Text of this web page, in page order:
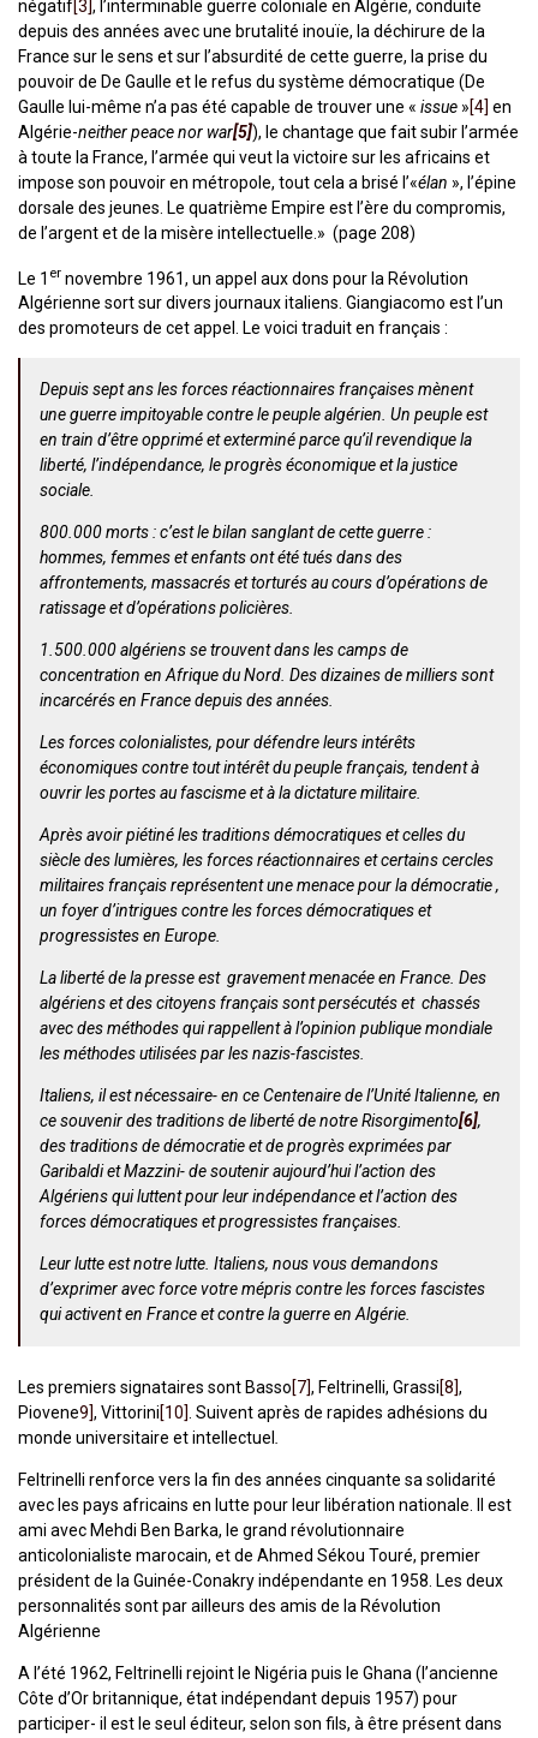
négatif [3] , l’interminable guerre coloniale en Algérie, conduite
depuis des années avec une brutalité inouïe, la déchirure de la
France sur le sens et sur l’absurdité de cette guerre, la prise du
pouvoir de De Gaulle et le refus du système démocratique (De
Gaulle lui-même n’a pas été capable de trouver une « issue »[4] en
Algérie-neither peace nor war[5]), le chantage que fait subir l’armée
à toute la France, l’armée qui veut la victoire sur les africains et
impose son pouvoir en métropole, tout cela a brisé l’«élan », l’épine
dorsale des jeunes. Le quatrième Empire est l’ère du compromis,
de l’argent et de la misère intellectuelle.» (page 208)
Le 1 er novembre 1961, un appel aux dons pour la Révolution
Algérienne sort sur divers journaux italiens. Giangiacomo est l’un
des promoteurs de cet appel. Le voici traduit en français :
Depuis sept ans les forces réactionnaires françaises mènent
une guerre impitoyable contre le peuple algérien. Un peuple est
en train d’être opprimé et exterminé parce qu’il revendique la
liberté, l’indépendance, le progrès économique et la justice
sociale.
800.000 morts : c’est le bilan sanglant de cette guerre :
hommes, femmes et enfants ont été tués dans des
affrontements, massacrés et torturés au cours d’opérations de
ratissage et d’opérations policières.
1.500.000 algériens se trouvent dans les camps de
concentration en Afrique du Nord. Des dizaines de milliers sont
incarcérés en France depuis des années.
Les forces colonialistes, pour défendre leurs intérêts
économiques contre tout intérêt du peuple français, tendent à
ouvrir les portes au fascisme et à la dictature militaire.
Après avoir piétiné les traditions démocratiques et celles du
siècle des lumières, les forces réactionnaires et certains cercles
militaires français représentent une menace pour la démocratie ,
un foyer d’intrigues contre les forces démocratiques et
progressistes en Europe.
La liberté de la presse est gravement menacée en France. Des
algériens et des citoyens français sont persécutés et chassés
avec des méthodes qui rappellent à l’opinion publique mondiale
les méthodes utilisées par les nazis-fascistes.
Italiens, il est nécessaire- en ce Centenaire de l’Unité Italienne, en
ce souvenir des traditions de liberté de notre Risorgimento[6],
des traditions de démocratie et de progrès exprimées par
Garibaldi et Mazzini- de soutenir aujourd’hui l’action des
Algériens qui luttent pour leur indépendance et l’action des
forces démocratiques et progressistes françaises.
Leur lutte est notre lutte. Italiens, nous vous demandons
d’exprimer avec force votre mépris contre les forces fascistes
qui activent en France et contre la guerre en Algérie.
Les premiers signataires sont Basso[7], Feltrinelli, Grassi[8],
Piovene9], Vittorini[10]. Suivent après de rapides adhésions du
monde universitaire et intellectuel .
Feltrinelli renforce vers la fin des années cinquante sa solidarité
avec les pays africains en lutte pour leur libération nationale. Il est
ami avec Mehdi Ben Barka, le grand révolutionnaire
anticolonialiste marocain, et de Ahmed Sékou Touré, premier
président de la Guinée-Conakry indépendante en 1958. Les deux
personnalités sont par ailleurs des amis de la Révolution
Algérienne
A l’été 1962, Feltrinelli rejoint le Nigéria puis le Ghana (l’ancienne
Côte d’Or britannique, état indépendant depuis 1957) pour
participer- il est le seul éditeur, selon son fils, à être présent dans